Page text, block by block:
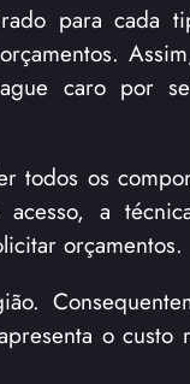
para cada
caro por
todos os
acesso, a
orçamentos.
o custo